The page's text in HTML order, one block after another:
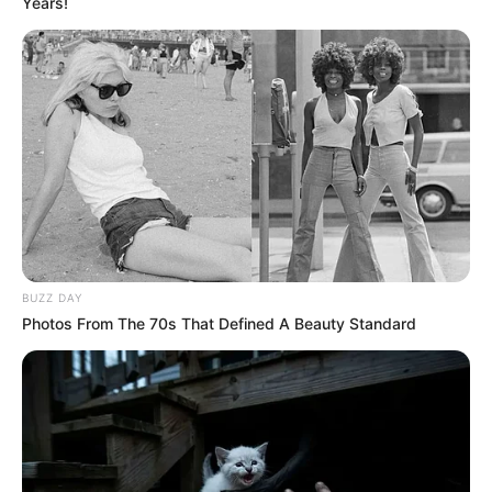
A vita dinamikája nagyjából a következő volt: az
ellenzéki pártok (Fidesz, KDNP, Mi Hazánk)
különféle irányokból magyarázták, miért a
jogállamiság és a demokrácia lebontása az
BUZZ DAY
Photos From The 70s That Defined A Beauty Standard